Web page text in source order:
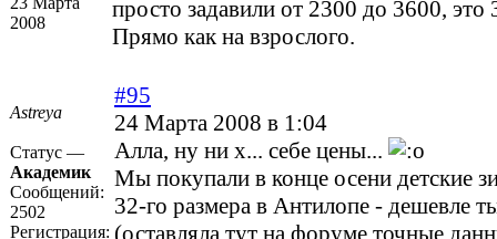
2008
просто задавили от 2300 до 3600,
Прямо как на взрослого.
Astreya
Статус —
Академик
Сообщений:
2502
Регистрация:
#95
24 Марта 2008 в 1:04
Алла, ну ни х... себе цены...
Мы покупали в конце осени детские
32-го размера в Антилопе - дешевле
(оставляла тут на форуме точные